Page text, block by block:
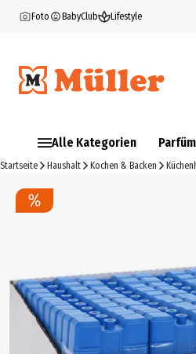
Foto BabyClub Lifestyle
Alle Kategorien
Startseite Haushalt Kochen & Backen